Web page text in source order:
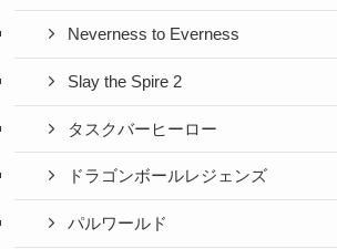
Neverness to Everness
Slay the Spire 2
タスクバーヒーロー
ドラゴンボールレジェンズ
パルワールド